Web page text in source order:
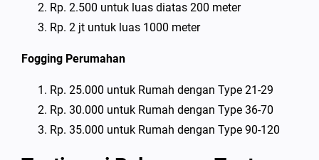
Rp. 2.500 untuk luas diatas 200 meter
Rp. 2 jt untuk luas 1000 meter
Fogging Perumahan
Rp. 25.000 untuk Rumah dengan Type 21-29
Rp. 30.000 untuk Rumah dengan Type 36-70
Rp. 35.000 untuk Rumah dengan Type 90-120